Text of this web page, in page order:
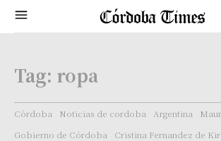
Tag: ropa
Córdoba Noticias de cordoba Argentina
Gobierno de Córdoba
Cristina Fernandez de